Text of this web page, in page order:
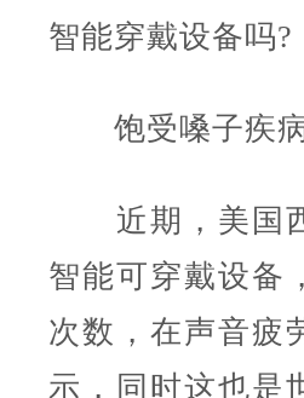
智能穿戴设备吗?
饱受嗓子疾病
近期，美国西
智能可穿戴设备
次数，在声音疲
示，同时这也是